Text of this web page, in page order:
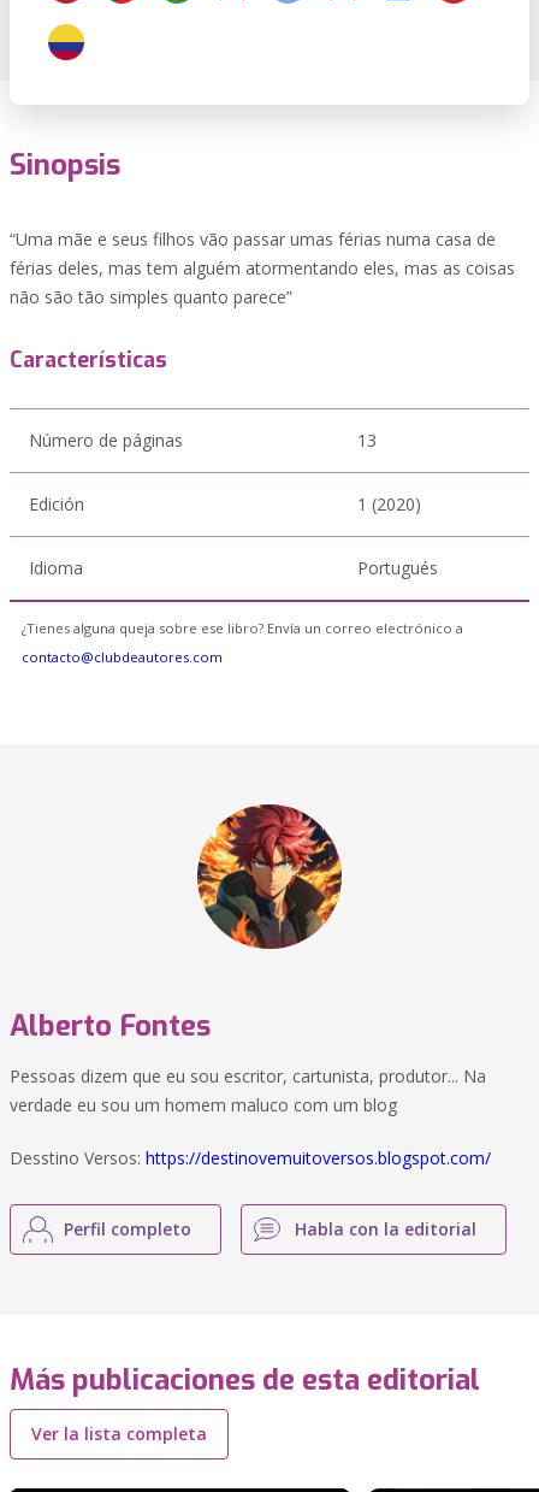
Sinopsis
“Uma mãe e seus filhos vão passar umas férias numa casa de
férias deles, mas tem alguém atormentando eles, mas as coisas
não são tão simples quanto parece”
Características
Número de páginas 13
Edición 1 (2020)
Idioma Portugués
¿Tienes alguna queja sobre ese libro? Envía un correo electrónico a
contacto@clubdeautores.com
Alberto Fontes
Pessoas dizem que eu sou escritor, cartunista, produtor... Na
verdade eu sou um homem maluco com um blog
Desstino Versos: https://destinovemuitoversos.blogspot.com/
Perfil completo Habla con la editorial
Más publicaciones de esta editorial
Ver la lista completa